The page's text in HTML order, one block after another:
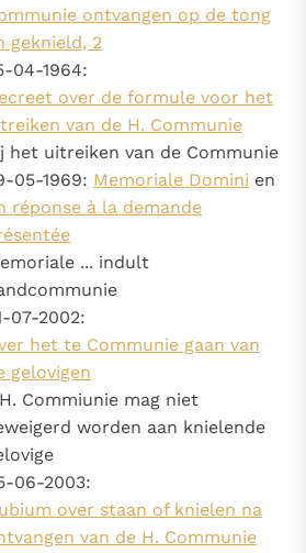
ontvangen op de tong
geknield, 2
04-1964:
over de formule voor het
van de H. Communie
het uitreiken van de Communie
05-1969: Memoriale Domini en
réponse à la demande
... indult
07-2002:
het te Communie gaan van
gelovigen
Commiunie mag niet
worden aan knielende
06-2003:
over staan of knielen na
van de H. Communie